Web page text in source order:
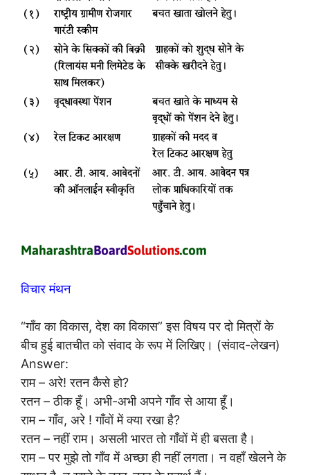
विचार मंथन
“गाँव का विकास, देश का विकास” इस विषय पर दो मित्रों के
बीच हुई बातचीत को संवाद के रूप में लिखिए। (संवाद-लेखन)
Answer:
राम – अरे! रतन कैसे हो?
रतन – ठीक हूँ। अभी-अभी अपने गाँव से आया हूँ।
राम – गाँव, अरे ! गाँवों में क्या रखा है?
रतन – नहीं राम। असली भारत तो गाँवों में ही बसता है।
राम – पर मुझे तो गाँव में अच्छा ही नहीं लगता। न वहाँ खेलने के